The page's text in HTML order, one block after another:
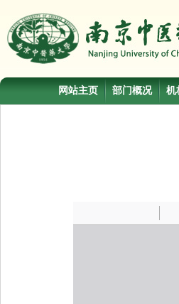
网站主页 部门概况 机